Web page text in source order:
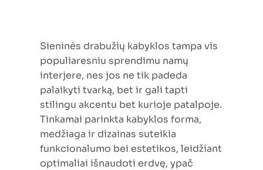
Sieninės drabužių kabyklos tampa vis
populiaresniu sprendimu namų
interjere, nes jos ne tik padeda
palaikyti tvarką, bet ir gali tapti
stilingu akcentu bet kurioje patalpoje.
Tinkamai parinkta kabyklos forma,
medžiaga ir dizainas suteikia
funkcionalumo bei estetikos, leidžiant
optimaliai išnaudoti erdvę, ypač